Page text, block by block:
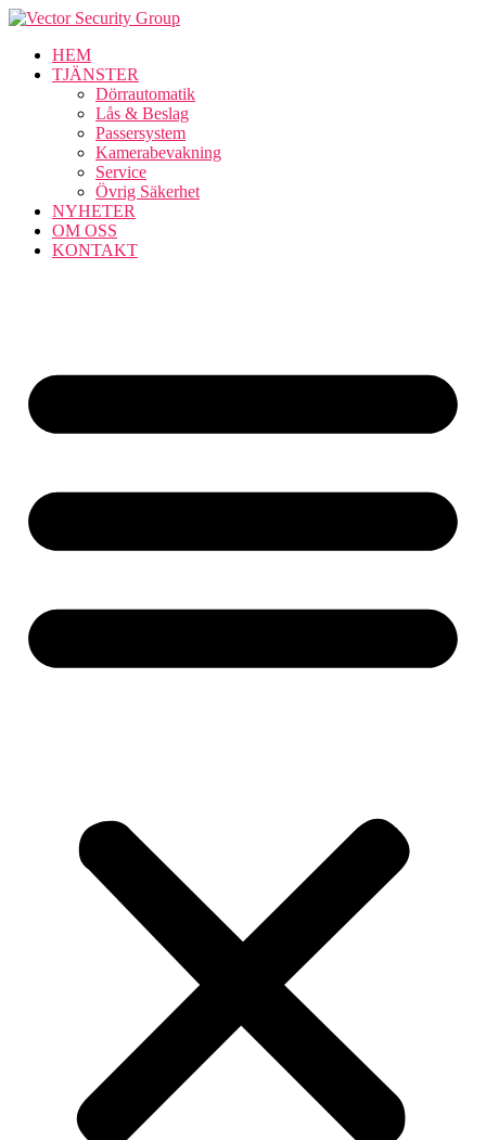
HEM
TJÄNSTER
Dörrautomatik
Lås & Beslag
Passersystem
Kamerabevakning
Service
Övrig Säkerhet
NYHETER
OM OSS
KONTAKT